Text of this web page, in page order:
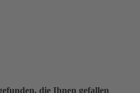
die Ihnen gefallen